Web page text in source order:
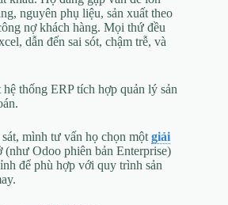
nguyên phụ liệu, sản xuất theo
nợ khách hàng. Mọi thứ đều
dẫn đến sai sót, chậm trễ, và
thống ERP tích hợp quản lý sản
mình tư vấn họ chọn một giải
(như Odoo phiên bản Enterprise)
để phù hợp với quy trình sản